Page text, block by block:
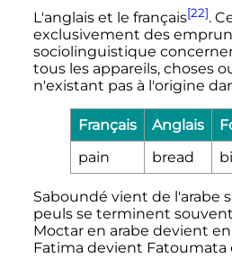
L'anglais et le français[22].
exclusivement des
sociolinguistique
tous les appareils, choses
n'existant pas à l'origine
Français Anglais
pain
bread
Saboundé vient de l'arabe
peuls se terminent
Moctar en arabe devient en
Fatima devient Fatoumata